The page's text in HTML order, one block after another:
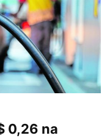
0,26 na